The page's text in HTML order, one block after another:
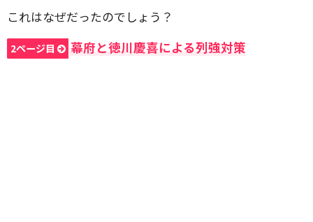
これはなぜだったのでしょう？
2ページ目 幕府と徳川慶喜による列強対策